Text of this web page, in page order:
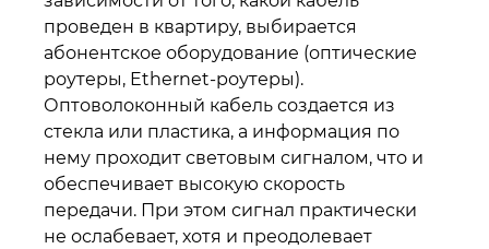
проведен в квартиру, выбирается
абонентское оборудование (оптические
роутеры, Ethernet-роутеры).
Оптоволоконный кабель создается из
стекла или пластика, а информация по
нему проходит световым сигналом, что и
обеспечивает высокую скорость
передачи. При этом сигнал практически
не ослабевает, хотя и преодолевает